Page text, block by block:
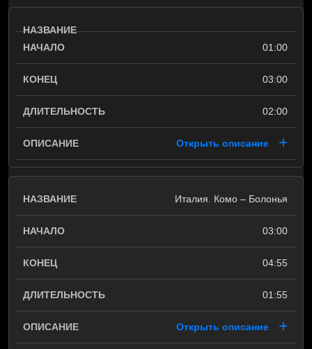
01:00
03:00
02:00
Открыть описание
Италия. Комо – Болонья
03:00
04:55
01:55
Открыть описание